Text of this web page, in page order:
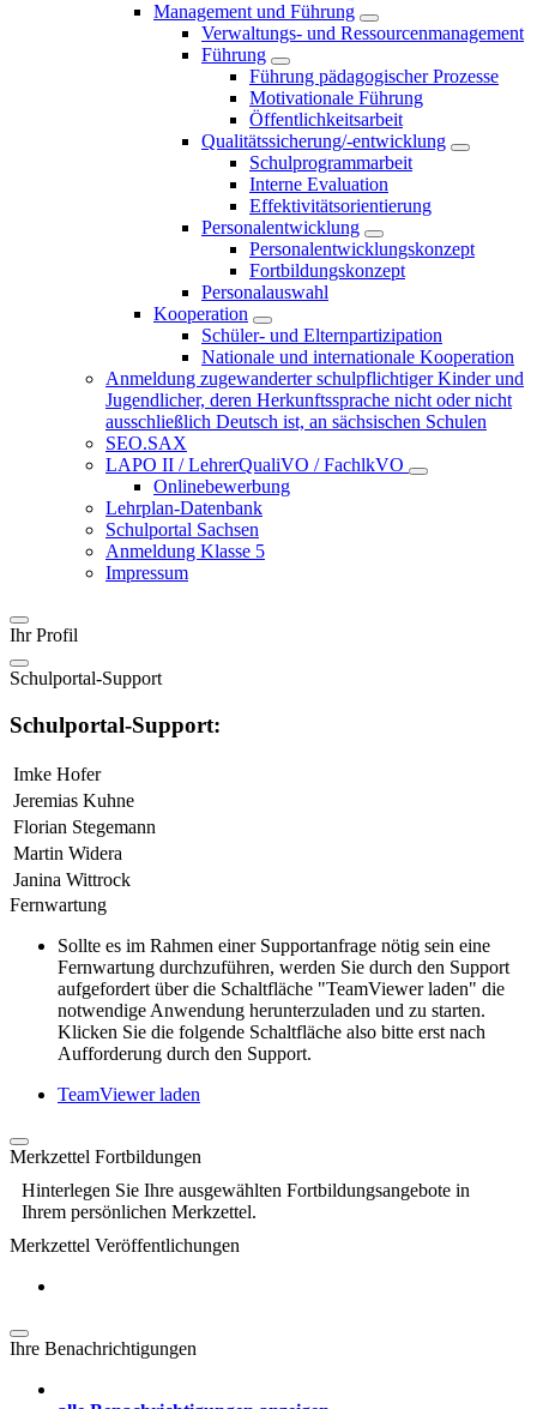
Management und Führung
Verwaltungs- und Ressourcenmanagement
Führung
Führung pädagogischer Prozesse
Motivationale Führung
Öffentlichkeitsarbeit
Qualitätssicherung/-entwicklung
Schulprogrammarbeit
Interne Evaluation
Effektivitätsorientierung
Personalentwicklung
Personalentwicklungskonzept
Fortbildungskonzept
Personalauswahl
Kooperation
Schüler- und Elternpartizipation
Nationale und internationale Kooperation
Anmeldung zugewanderter schulpflichtiger Kinder und
Jugendlicher, deren Herkunftssprache nicht oder nicht
ausschließlich Deutsch ist, an sächsischen Schulen
SEO.SAX
LAPO II / LehrerQualiVO / FachlkVO
Onlinebewerbung
Lehrplan-Datenbank
Schulportal Sachsen
Anmeldung Klasse 5
Impressum
Ihr Profil
Schulportal-Support
Schulportal-Support:
Imke Hofer
Jeremias Kuhne
Florian Stegemann
Martin Widera
Janina Wittrock
Fernwartung
Sollte es im Rahmen einer Supportanfrage nötig sein eine
Fernwartung durchzuführen, werden Sie durch den Support
aufgefordert über die Schaltfläche "TeamViewer laden" die
notwendige Anwendung herunterzuladen und zu starten.
Klicken Sie die folgende Schaltfläche also bitte erst nach
Aufforderung durch den Support.
TeamViewer laden
Merkzettel Fortbildungen
Hinterlegen Sie Ihre ausgewählten Fortbildungsangebote in
Ihrem persönlichen Merkzettel.
Merkzettel Veröffentlichungen
Ihre Benachrichtigungen